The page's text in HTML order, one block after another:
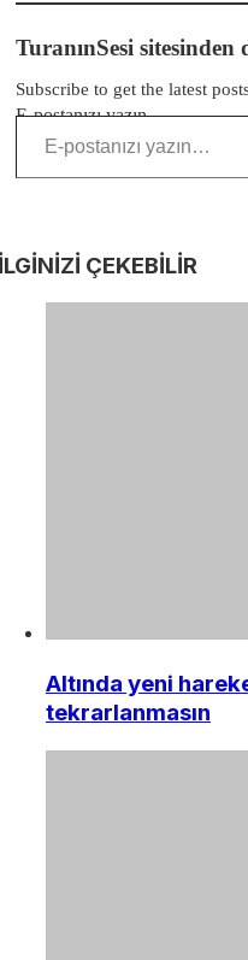
TuranınSesi sitesinden
Subscribe to get the latest
E-postanızı yazın…
ÇEKEBİLİR
Altında yeni
tekrarlanmasın